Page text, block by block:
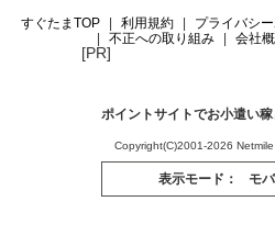
すぐたまTOP 利用規約 プライバシ
不正への取り組み
会社
[PR]
ポイントサイトでお小遣い稼
Copyright(C)2001-2026 Netmile
表示モード： モ